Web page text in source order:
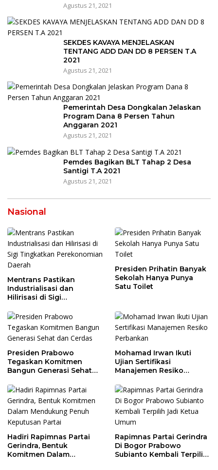
Agustus 21, 2021
SEKDES KAVAYA MENJELASKAN
TENTANG ADD DAN DD 8 PERSEN T.A
2021
Agustus 21, 2021
Pemerintah Desa Dongkalan Jelaskan
Program Dana 8 Persen Tahun
Anggaran 2021
Agustus 21, 2021
Pemdes Bagikan BLT Tahap 2 Desa
Santigi T.A 2021
Agustus 21, 2021
Nasional
Mentrans Pastikan
Industrialisasi dan
Hilirisasi di Sigi
Perekonomian Daerah
Presiden Prihatin Banyak
Sekolah Hanya Punya
Satu Toilet
Presiden Prabowo
Tegaskan Komitmen
Bangun Generasi Sehat
Mohamad Irwan Ikuti
Ujian Sertifikasi
Manajemen Resiko
Hadiri Rapimnas Partai
Gerindra, Bentuk
Komitmen Dalam
Rapimnas Partai Gerindra
Di Bogor Prabowo
Subianto Kembali Terpilih